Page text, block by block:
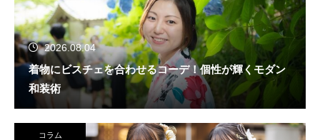
2026.08.04
着物にビスチェを合わせるコーデ！個性が輝くモダン
和装術
コラム